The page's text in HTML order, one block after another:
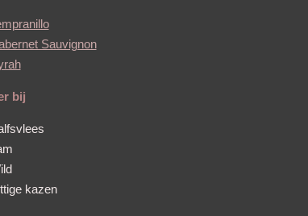
Sauvignon
bij
kazen